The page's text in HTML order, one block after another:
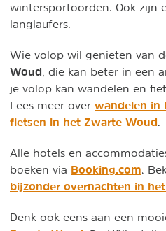
wintersportoorden. Ook zijn
langlaufers.
Wie volop wil genieten van
Woud, die kan beter in een
je volop kan wandelen en
Lees meer over wandelen in
fietsen in het Zwarte Woud.
Alle hotels en
boeken via Booking.com.
bijzonder overnachten in
Denk ook eens aan een